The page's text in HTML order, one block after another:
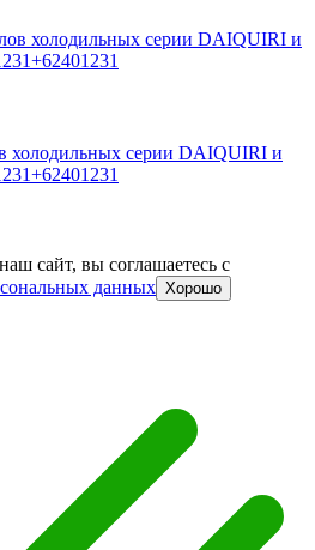
холодильных серии DAIQUIRI и
сайт, вы соглашаетесь c
данных Хорошо